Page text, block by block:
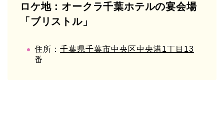
ロケ地：オークラ千葉ホテルの宴会場
「ブリストル」
住所： 千葉県千葉市中央区中央港1丁目13
番